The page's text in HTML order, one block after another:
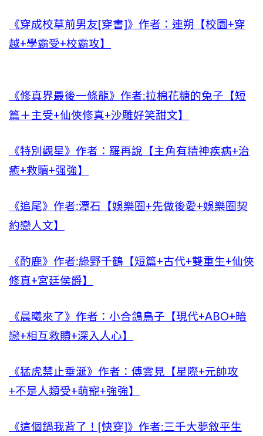
《穿成校草前男友[穿書]》作者：連朔【校園+穿
越+學霸受+校霸攻】
《修真界最後一條龍》作者:拉棉花糖的兔子【短
篇＋主受+仙俠修真+沙雕好笑甜文】
《特別觀星》作者：羅再說【主角有精神疾病+治
癒+救贖+强強】
《追尾》作者:潭石【娛樂圈+先做後愛+娛樂圈契
約戀人文】
《酌鹿》作者:綠野千鶴【短篇+古代+雙重生+仙俠
修真+宮廷侯爵】
《晨曦來了》作者：小合鴿鳥子【現代+ABO+暗
戀+相互救贖+深入人心】
《猛虎禁止垂涎》作者：傅雲見【星際+元帥攻
+不是人類受+萌寵+強強】
《這個鍋我背了！[快穿]》作者:三千大夢敘平生